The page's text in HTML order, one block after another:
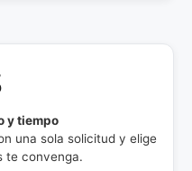
y tiempo
una sola solicitud y elige
te convenga.